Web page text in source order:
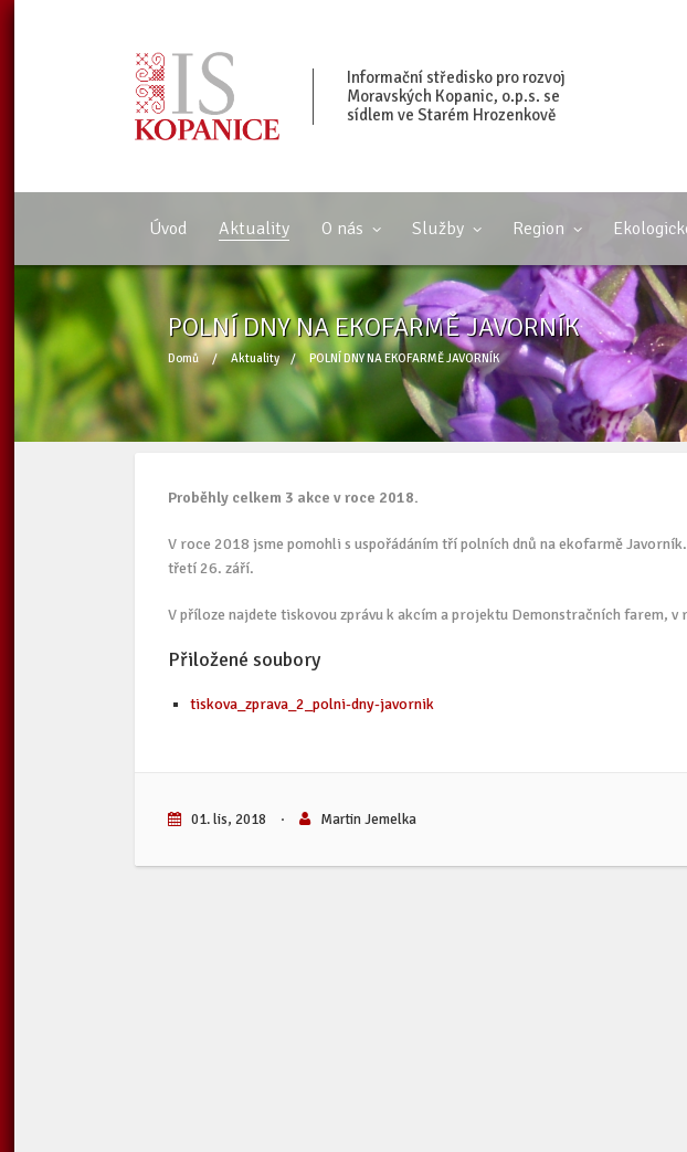
Informační středisko pro rozvoj
Moravských Kopanic, o.p.s. se
sídlem ve Starém Hrozenkově
Úvod Aktuality O nás Služby Region
POLNÍ DNY NA EKOFARMĚ JAVORNÍK
Domů / Aktuality / POLNÍ DNY NA EKOFARMĚ JAVORNÍK
Proběhly celkem 3 akce v roce 2018.
V roce 2018 jsme pomohli s uspořádáním tří polních dnů na ekofarmě
třetí 26. září.
V příloze najdete tiskovou zprávu k akcím a projektu Demonstračních farem, v
Přiložené soubory
tiskova_zprava_2_polni-dny-javornik
01. lis, 2018 · Martin Jemelka